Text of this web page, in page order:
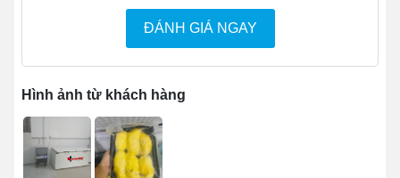
PU chịu lực 360 độ chuyển động linh
hoạt, giúp di chuyển tủ đến vị trí mong muốn một
cách dễ dàng.
ĐÁNH GIÁ NGAY
Hình ảnh từ khách hàng